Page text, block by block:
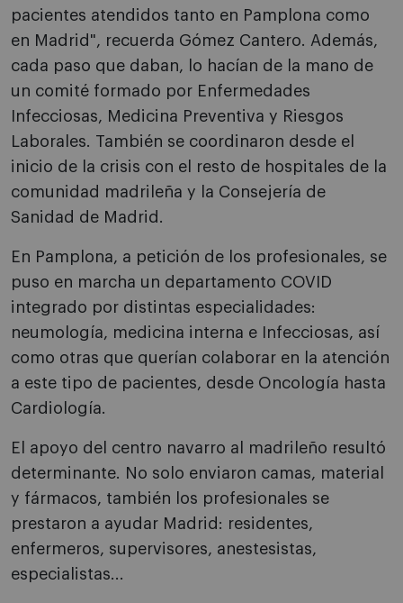
pacientes atendidos tanto en Pamplona como
en Madrid", recuerda Gómez Cantero. Además,
cada paso que daban, lo hacían de la mano de
un comité formado por Enfermedades
Infecciosas, Medicina Preventiva y Riesgos
Laborales. También se coordinaron desde el
inicio de la crisis con el resto de hospitales de la
comunidad madrileña y la Consejería de
Sanidad de Madrid.
En Pamplona, a petición de los profesionales, se
puso en marcha un departamento COVID
integrado por distintas especialidades:
neumología, medicina interna e Infecciosas, así
como otras que querían colaborar en la atención
a este tipo de pacientes, desde Oncología hasta
Cardiología.
El apoyo del centro navarro al madrileño resultó
determinante. No solo enviaron camas, material
y fármacos, también los profesionales se
prestaron a ayudar Madrid: residentes,
enfermeros, supervisores, anestesistas,
especialistas...